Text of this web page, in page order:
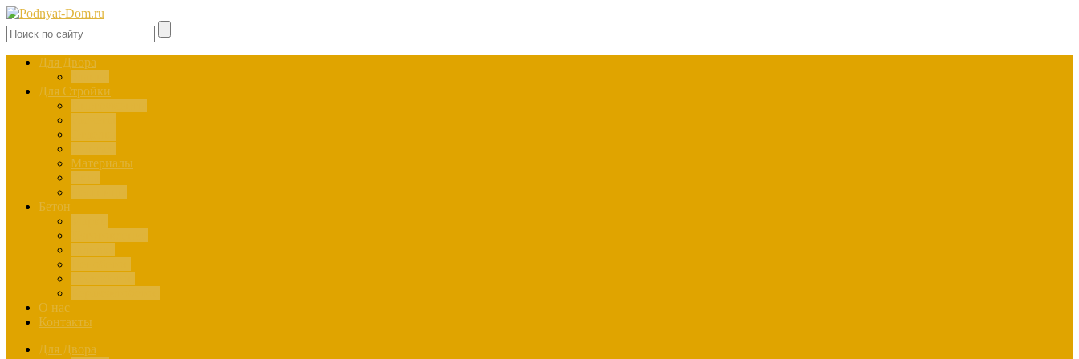
Для Двора
Для Стройки
Материалы
Бетон
О нас
Контакты
Для Двора